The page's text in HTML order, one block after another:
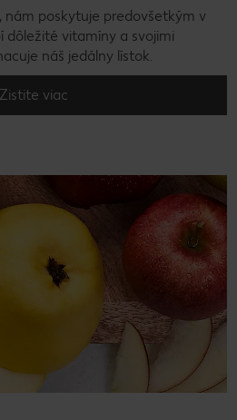
nám poskytuje predovšetkým v
dôležité vitamíny a svojimi
náš jedálny lístok.
Zistite viac